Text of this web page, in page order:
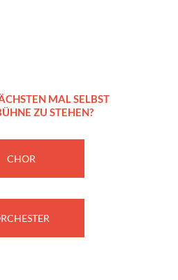
MAL SELBST
ZU STEHEN?
CHOR